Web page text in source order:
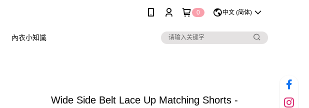
0 中文 (简体)
內衣小知識
Wide Side Belt Lace Up Matching Shorts -